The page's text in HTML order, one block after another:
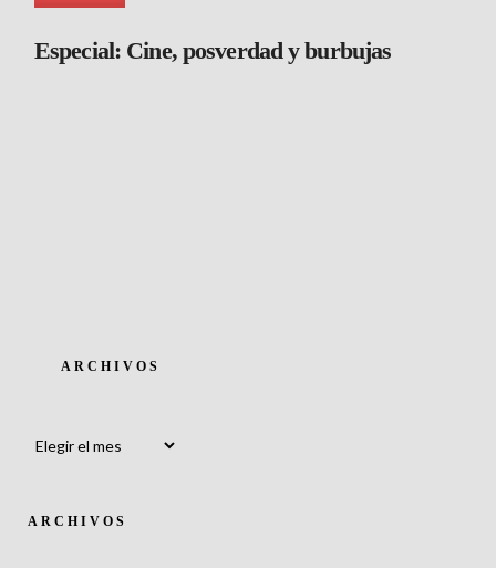
Especial: Cine, posverdad y burbujas
ARCHIVOS
ARCHIVOS